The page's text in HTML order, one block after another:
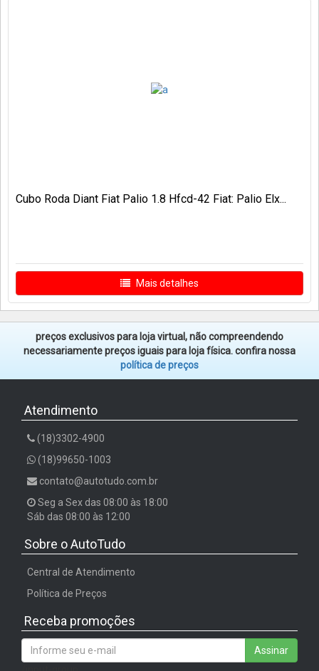
Cubo Roda Diant Fiat Palio 1.8 Hfcd-42 Fiat: Palio Elx...
Mais detalhes
preços exclusivos para loja virtual, não compreendendo
necessariamente preços iguais para loja física. confira nossa
política de preços
Atendimento
(18)3302-4900
(18)99650-1003
contato@autotudo.com.br
Seg a Sex das 08:00 às 18:00
Sáb das 08:00 às 12:00
Sobre o AutoTudo
Central de Atendimento
Política de Preços
Receba promoções
Assinar